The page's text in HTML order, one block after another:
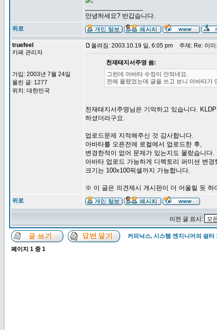
안녕하세요? 반갑습니다.
위로
truefeel
카페 관리자
가입: 2003년 7월 24일
올린 글: 1277
위치: 대한민국
올려짐: 2003.10.19 일, 6:05 pm 주제: Re: 이
천재태지서주영 씀:
그런데 아바타 수정이 안되네요.
전에 올렸었는데 글을 쓰고 보니 아바타가
천재태지서주영님은 기억하고 있습니다.
하셨더라구요.
업로드문제 지적해주신 것 감사합니다.
아바타를 오픈전에 로컬에서 업로드한 후,
변경한적이 없어 문제가 있는지도 몰랐습니다.
아바타 업로드 가능하게 디렉토리 퍼미션 변
크기는 100x100픽셀까지 가능합니다.
※ 이 글은 의견제시 게시판이 더 어울릴 듯
위로
이전 글 표시:
커피닉스, 시스템 엔지니어의 쉼터
페이지 1 중 1